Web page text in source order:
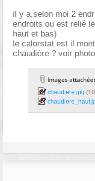
il y a,selon moi 2
endroits ou est relié
haut et bas)
le calorstat est il
chaudière ? voir photo
Images
chaudiere.jpg‎